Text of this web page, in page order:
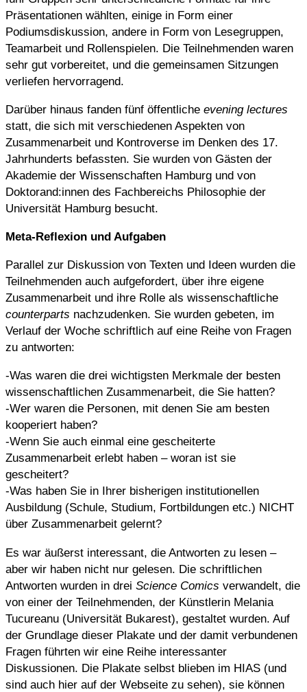
Präsentationen wählten, einige in Form einer
Podiumsdiskussion, andere in Form von Lesegruppen,
Teamarbeit und Rollenspielen. Die Teilnehmenden waren
sehr gut vorbereitet, und die gemeinsamen Sitzungen
verliefen hervorragend.
Darüber hinaus fanden fünf öffentliche evening lectures
statt, die sich mit verschiedenen Aspekten von
Zusammenarbeit und Kontroverse im Denken des 17.
Jahrhunderts befassten. Sie wurden von Gästen der
Akademie der Wissenschaften Hamburg und von
Doktorand:innen des Fachbereichs Philosophie der
Universität Hamburg besucht.
Meta-Reflexion und Aufgaben
Parallel zur Diskussion von Texten und Ideen wurden die
Teilnehmenden auch aufgefordert, über ihre eigene
Zusammenarbeit und ihre Rolle als wissenschaftliche
counterparts nachzudenken. Sie wurden gebeten, im
Verlauf der Woche schriftlich auf eine Reihe von Fragen
zu antworten:
-Was waren die drei wichtigsten Merkmale der besten
wissenschaftlichen Zusammenarbeit, die Sie hatten?
-Wer waren die Personen, mit denen Sie am besten
kooperiert haben?
-Wenn Sie auch einmal eine gescheiterte
Zusammenarbeit erlebt haben – woran ist sie
gescheitert?
-Was haben Sie in Ihrer bisherigen institutionellen
Ausbildung (Schule, Studium, Fortbildungen etc.) NICHT
über Zusammenarbeit gelernt?
Es war äußerst interessant, die Antworten zu lesen –
aber wir haben nicht nur gelesen. Die schriftlichen
Antworten wurden in drei Science Comics verwandelt, die
von einer der Teilnehmenden, der Künstlerin Melania
Tucureanu (Universität Bukarest), gestaltet wurden. Auf
der Grundlage dieser Plakate und der damit verbundenen
Fragen führten wir eine Reihe interessanter
Diskussionen. Die Plakate selbst blieben im HIAS (und
sind auch hier auf der Webseite zu sehen), sie können